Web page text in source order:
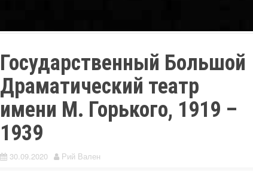
Государственный Большой
Драматический театр
имени М. Горького, 1919 –
1939
30.09.2020 Рий Вален